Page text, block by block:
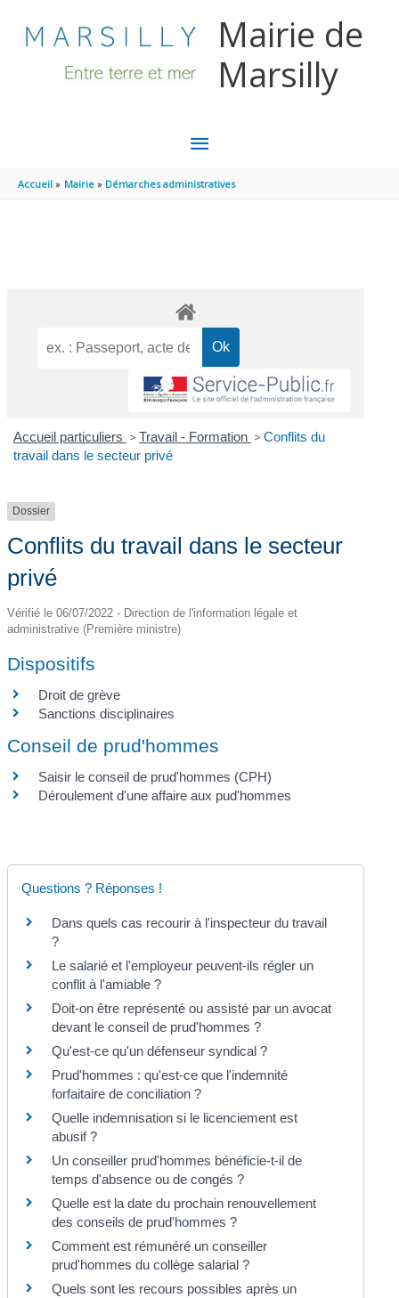
Mairie de
Marsilly
MENU
PRINCIPAL
Accueil Mairie Démarches administratives
Accueil particuliers > Travail - Formation > Conflits du
travail dans le secteur privé
Dossier
Conflits du travail dans le secteur
privé
Vérifié le 06/07/2022 - Direction de l'information légale et
administrative (Première ministre)
Dispositifs
Droit de grève
Sanctions disciplinaires
Conseil de prud'hommes
Saisir le conseil de prud'hommes (CPH)
Déroulement d'une affaire aux pud'hommes
Questions ? Réponses !
Dans quels cas recourir à l'inspecteur du travail
?
Le salarié et l'employeur peuvent-ils régler un
conflit à l'amiable ?
Doit-on être représenté ou assisté par un avocat
devant le conseil de prud'hommes ?
Qu'est-ce qu'un défenseur syndical ?
Prud'hommes : qu'est-ce que l'indemnité
forfaitaire de conciliation ?
Quelle indemnisation si le licenciement est
abusif ?
Un conseiller prud'hommes bénéficie-t-il de
temps d'absence ou de congés ?
Quelle est la date du prochain renouvellement
des conseils de prud'hommes ?
Comment est rémunéré un conseiller
prud'hommes du collège salarial ?
Quels sont les recours possibles après un